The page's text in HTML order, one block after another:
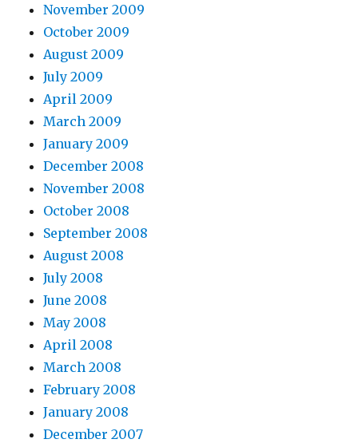
November 2009
October 2009
August 2009
July 2009
April 2009
March 2009
January 2009
December 2008
November 2008
October 2008
September 2008
August 2008
July 2008
June 2008
May 2008
April 2008
March 2008
February 2008
January 2008
December 2007